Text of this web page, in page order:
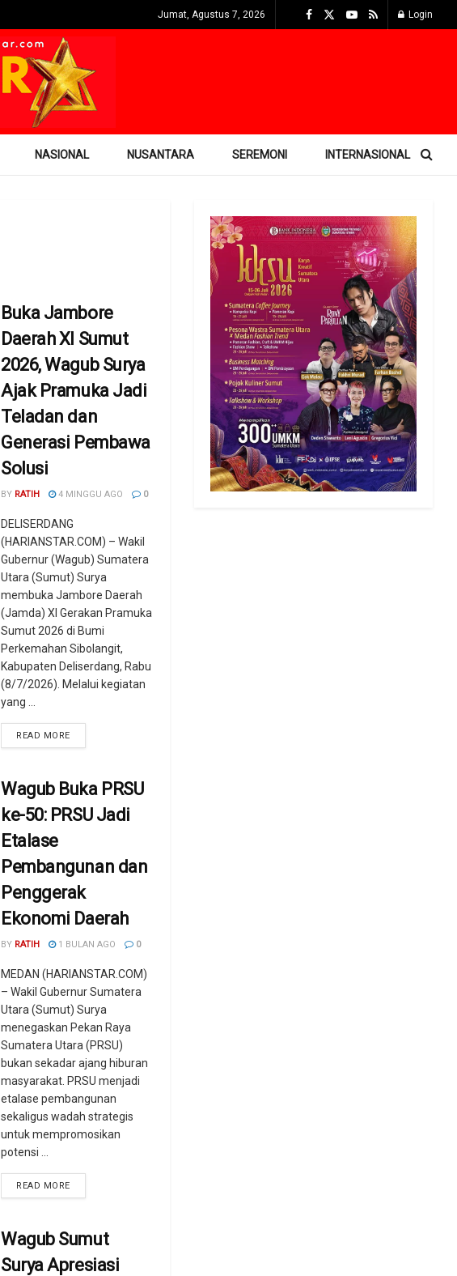
Jumat, Agustus 7, 2026 Login
NASIONAL NUSANTARA SEREMONI INTERNASIONAL
Buka Jambore
Daerah XI Sumut
2026, Wagub Surya
Ajak Pramuka Jadi
Teladan dan
Generasi Pembawa
Solusi
BY RATIH 4 MINGGU AGO 0
DELISERDANG
(HARIANSTAR.COM) – Wakil
Gubernur (Wagub) Sumatera
Utara (Sumut) Surya
membuka Jambore Daerah
(Jamda) XI Gerakan Pramuka
Sumut 2026 di Bumi
Perkemahan Sibolangit,
Kabupaten Deliserdang, Rabu
(8/7/2026). Melalui kegiatan
yang ...
READ MORE
Wagub Buka PRSU
ke-50: PRSU Jadi
Etalase
Pembangunan dan
Penggerak
Ekonomi Daerah
BY RATIH 1 BULAN AGO 0
MEDAN (HARIANSTAR.COM)
– Wakil Gubernur Sumatera
Utara (Sumut) Surya
menegaskan Pekan Raya
Sumatera Utara (PRSU)
bukan sekadar ajang hiburan
masyarakat. PRSU menjadi
etalase pembangunan
sekaligus wadah strategis
untuk mempromosikan
potensi ...
READ MORE
Wagub Sumut
Surya Apresiasi